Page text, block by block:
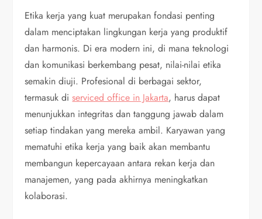
Etika kerja yang kuat merupakan fondasi penting
dalam menciptakan lingkungan kerja yang produktif
dan harmonis. Di era modern ini, di mana teknologi
dan komunikasi berkembang pesat, nilai-nilai etika
semakin diuji. Profesional di berbagai sektor,
termasuk diserviced office in Jakarta, harus dapat
menunjukkan integritas dan tanggung jawab dalam
setiap tindakan yang mereka ambil. Karyawan yang
mematuhi etika kerja yang baik akan membantu
membangun kepercayaan antara rekan kerja dan
manajemen, yang pada akhirnya meningkatkan
kolaborasi.